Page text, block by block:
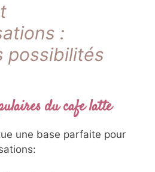
:
possibilités
du cafe latte
une base parfaite pour